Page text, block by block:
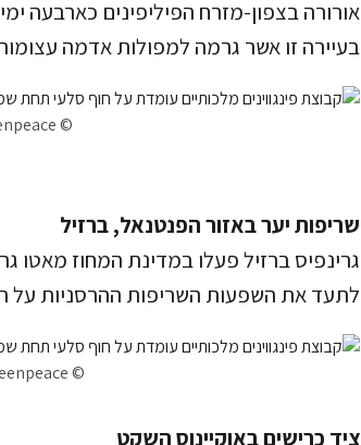
אורורה בצפון-מזרח הפיליפינים כארבעה
בעיירה זו אשר גרמה למפולות אדמה
© bullit marquez / greenpeace
שריפות יער באזור הפנטנאל, ברזיל
גרינפיס ברזיל פעלו במדינת המחוז מאטו
לתעד את השפעות השריפות ההרסניות על
© rogerio florentino / greenpeace
ציד כרישים באוקיינוס השקט